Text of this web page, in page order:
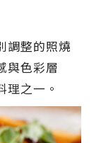
調整的照燒
與色彩層
之一。